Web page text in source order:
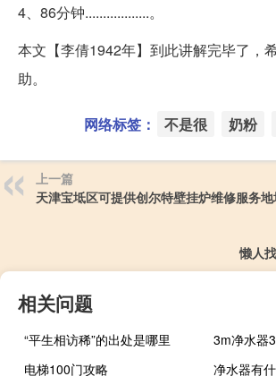
4、86分钟..................。
本文【李倩1942年】到此讲解完毕了，
助。
网络标签： 不是很 奶粉
上一篇
天津宝坻区可提供创尔特壁挂炉维修服务
懒人
相关问题
“平生相访稀”的出处是哪里
3m净水器
电梯100门攻略
净水器有